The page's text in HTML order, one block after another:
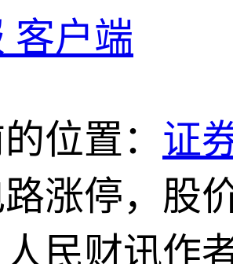
客户端
位置： 证
涨停，股
民财讯作